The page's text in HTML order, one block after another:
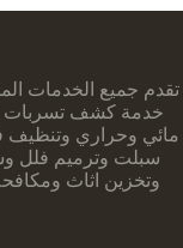
تقدم جميع الخدمات
خدمة كشف تسربات
مائي وحراري
سبلت وترميم فلل
وتخزين اثاث